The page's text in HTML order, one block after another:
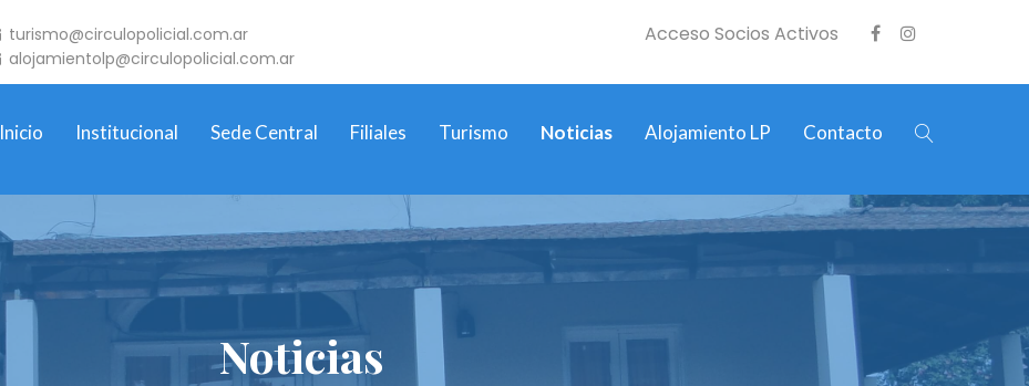
turismo@circulopolicial.com.ar
alojamientolp@circulopolicial.com.ar
Acceso Socios Activos
Inicio Institucional Sede Central Filiales Turismo Noticias Alojamiento LP Contacto
Noticias